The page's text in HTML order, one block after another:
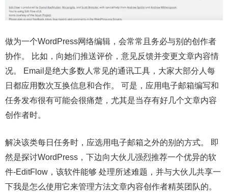
做为一个WordPress网络编辑，会常常且务必与别的创作者
协作。 比如，向她们推送评价，意见反馈并变更文章内容情
况。 Email是绝大多数人常见的通讯工具，大家大部分人每
日都应用数次互换信息和合作。 可是，应用电子邮箱编写和
任务发布很有可能会很痛楚，尤其是当存有好几个文章内容
创作者时。
解决该类每日任务时，应选用电子邮箱之外的别的方式。 即
然是探讨WordPress，下边向大伙儿强烈推荐一个优异的软
件-EditFlow，该软件能够 处理所述难题，并与大伙儿共享一
下我是怎么使用它来管理方法文章内容创作者精英团队的。